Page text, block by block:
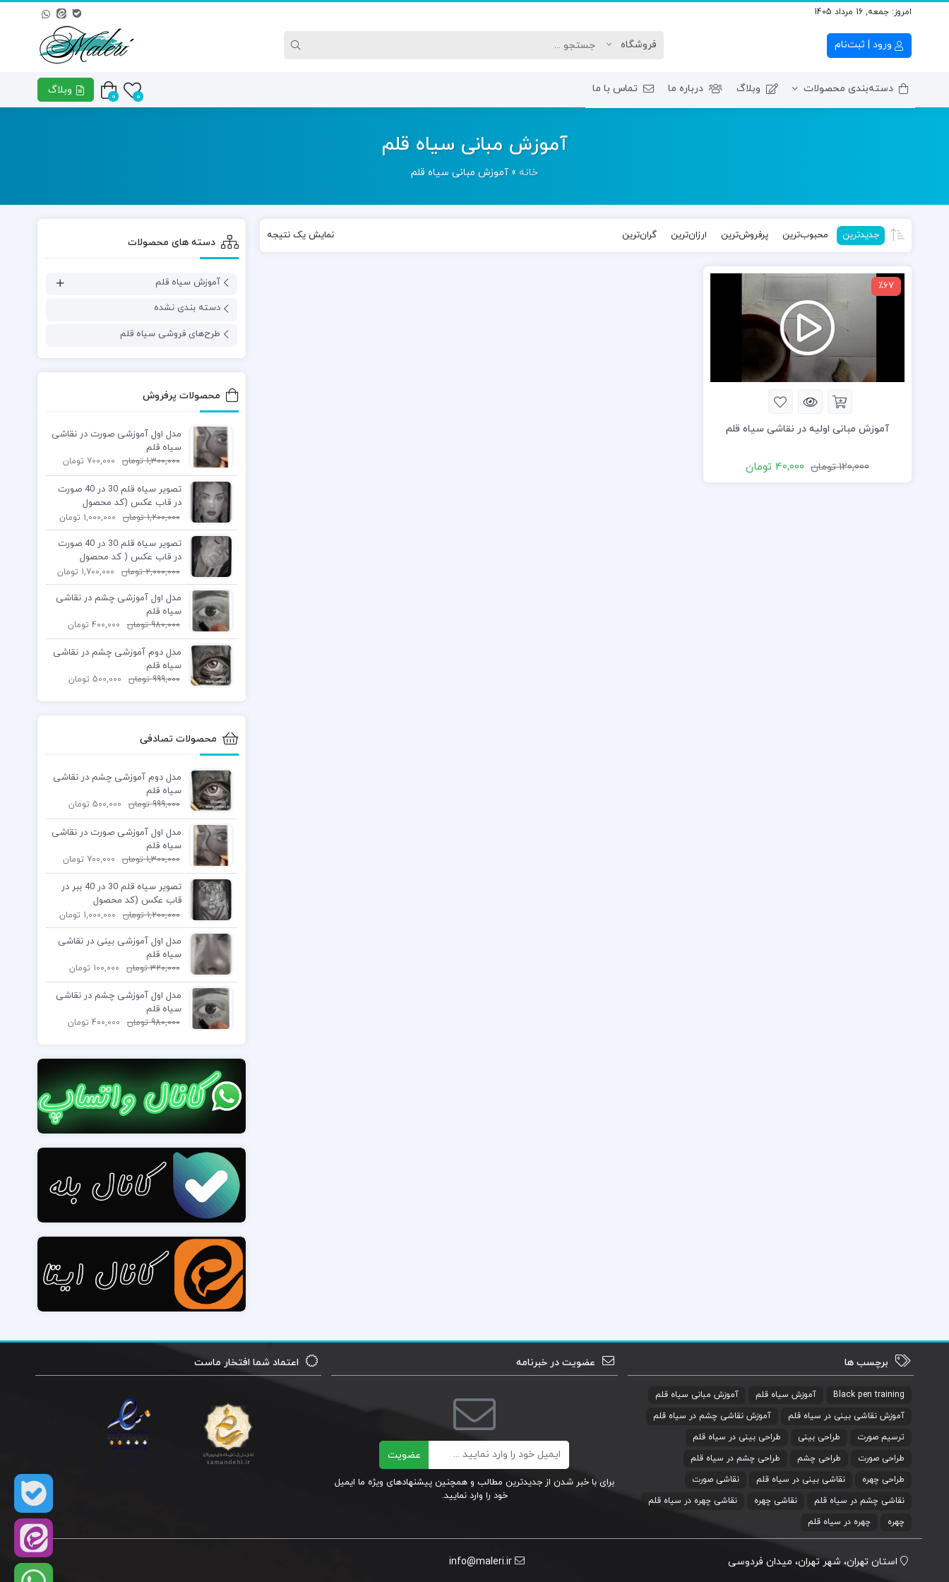
امروز: جمعه, 16 مرداد 1405
ورود | ثبت‌نام
دسته‌بندی محصولات
ترم دوم – طراحی اولیه اجزای
صورت
چشم
وبلاگ درباره ما تماس با ما
0
0 وبلاگ
آموزش مبانی سیاه قلم
خانه »آموزش مبانی سیاه قلم
جدیدترین محبوب‌ترین پرفروش‌ترین ارزان‌ترین گران‌ترین نمایش یک نتیجه
نمایشگر
ویدیو
٪67
آموزش مبانی اولیه در نقاشی سیاه قلم
120,000 تومان 40,000 تومان
دسته های محصولات
آموزش سیاه قلم
دسته بندی نشده
طرح‌های فروشی سیاه قلم
محصولات پرفروش
مدل اول آموزشی صورت در نقاشی
سیاه قلم
1,300,000 تومان 700,000 تومان
تصویر سیاه قلم 30 در 40 صورت
در قاب عکس (کد محصول
1404040401)
1,200,000 تومان 1,000,000 تومان
تصویر سیاه قلم 30 در 40 صورت
در قاب عکس ( کد محصول
1404040402)
2,000,000 تومان 1,700,000 تومان
مدل اول آموزشی چشم در نقاشی
سیاه قلم
980,000 تومان 400,000 تومان
مدل دوم آموزشی چشم در نقاشی
سیاه قلم
999,000 تومان 500,000 تومان
محصولات تصادفی
مدل دوم آموزشی چشم در نقاشی
سیاه قلم
999,000 تومان 500,000 تومان
مدل اول آموزشی صورت در نقاشی
سیاه قلم
1,300,000 تومان 700,000 تومان
تصویر سیاه قلم 30 در 40 ببر در
قاب عکس (کد محصول
1404040304)
1,200,000 تومان 1,000,000 تومان
مدل اول آموزشی بینی در نقاشی
سیاه قلم
320,000 تومان 100,000 تومان
مدل اول آموزشی چشم در نقاشی
سیاه قلم
980,000 تومان 400,000 تومان
برچسب ها
Black pen training آموزش سیاه قلم
آموزش مبانی سیاه قلم
آموزش نقاشی بینی در سیاه قلم
آموزش نقاشی چشم در سیاه قلم
ترسیم صورت
طراحی بینی
طراحی بینی در سیاه قلم
طراحی صورت
طراحی چشم
طراحی چشم در سیاه قلم
طراحی چهره
نقاشی بینی در سیاه قلم
نقاشی صورت
نقاشی چشم در سیاه قلم
نقاشی چهره
نقاشی چهره در سیاه قلم
چهره
چهره در سیاه قلم
عضویت در خبرنامه
ایمیل عضویت
برای با خبر شدن از جدیدترین مطالب و همچنین پیشنهادهای ویژه ما ایمیل
خود را وارد نمایید.
اعتماد شما افتخار ماست
استان تهران، شهر تهران، میدان فردوسی info@maleri.ir